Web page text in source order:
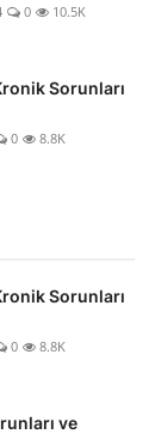
0 10.5K
Sorunları
0 8.8K
Sorunları
0 8.8K
ve